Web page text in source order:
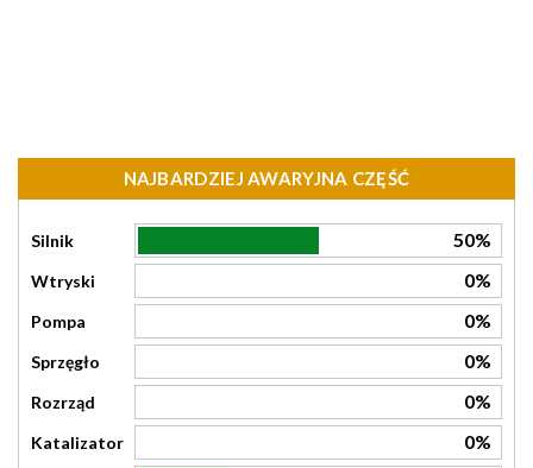
NAJBARDZIEJ AWARYJNA CZĘŚĆ
Silnik 50%
Wtryski 0%
Pompa 0%
Sprzęgło 0%
Rozrząd 0%
Katalizator 0%